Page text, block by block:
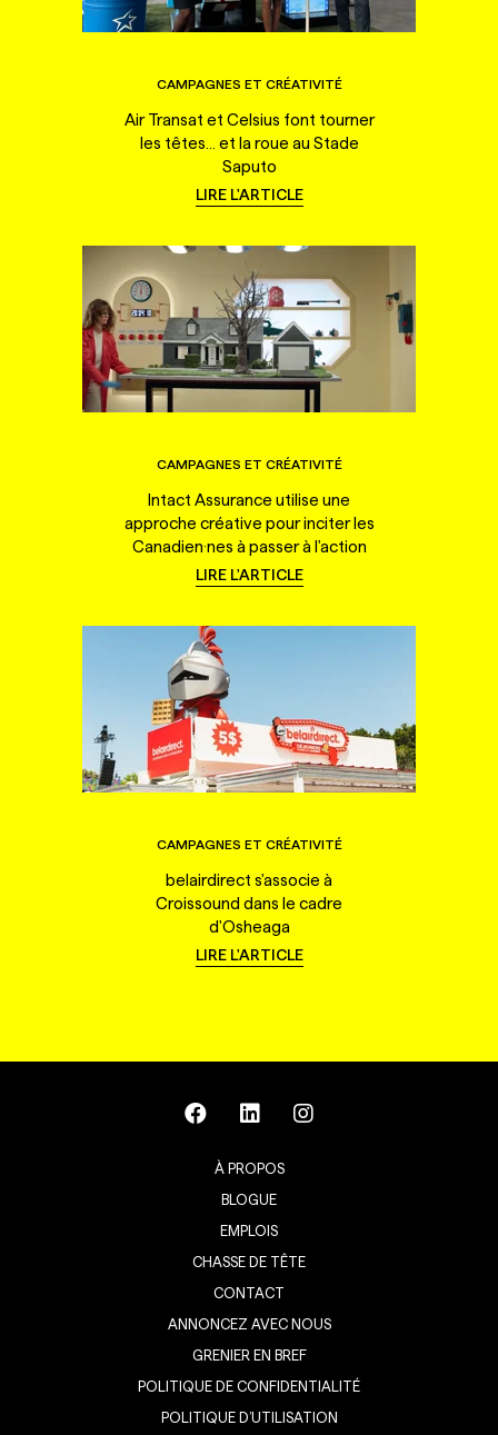
CAMPAGNES ET CRÉATIVITÉ
Air Transat et Celsius font tourner
les têtes... et la roue au Stade
Saputo
LIRE L'ARTICLE
CAMPAGNES ET CRÉATIVITÉ
Intact Assurance utilise une
approche créative pour inciter les
Canadien·nes à passer à l'action
LIRE L'ARTICLE
CAMPAGNES ET CRÉATIVITÉ
belairdirect s'associe à
Croissound dans le cadre
d'Osheaga
LIRE L'ARTICLE
À PROPOS
BLOGUE
EMPLOIS
CHASSE DE TÊTE
CONTACT
ANNONCEZ AVEC NOUS
GRENIER EN BREF
POLITIQUE DE CONFIDENTIALITÉ
POLITIQUE D’UTILISATION